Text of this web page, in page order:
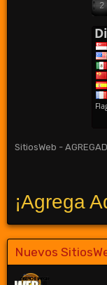
SitiosWeb -
¡Agrega
Nuevos